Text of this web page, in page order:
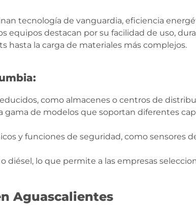
tecnología de vanguardia, eficiencia
equipos destacan por su facilidad de uso,
hasta la carga de materiales más complejos.
como almacenes o centros de
gama de modelos que soportan diferentes
y funciones de seguridad, como sensores
diésel, lo que permite a las empresas
Aguascalientes